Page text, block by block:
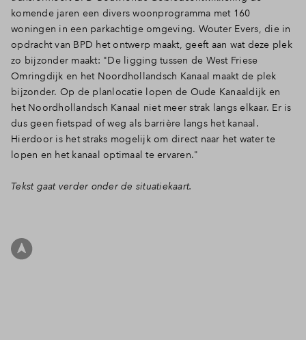
komende jaren een divers woonprogramma met 160
woningen in een parkachtige omgeving. Wouter Evers, die in
opdracht van BPD het ontwerp maakt, geeft aan wat deze plek
zo bijzonder maakt: "De ligging tussen de West Friese
Omringdijk en het Noordhollandsch Kanaal maakt de plek
bijzonder. Op de planlocatie lopen de Oude Kanaaldijk en
het Noordhollandsch Kanaal niet meer strak langs elkaar. Er is
dus geen fietspad of weg als barrière langs het kanaal.
Hierdoor is het straks mogelijk om direct naar het water te
lopen en het kanaal optimaal te ervaren."
Tekst gaat verder onder de situatiekaart.